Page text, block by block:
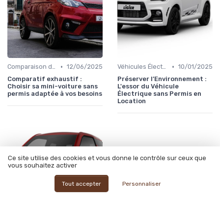
Comparaison des Modèles • 12/06/2025
Comparatif exhaustif :
Choisir sa mini-voiture sans
permis adaptée à vos besoins
Véhicules Électriques sans Permis • 10/01/2025
Préserver l’Environnement :
L'essor du Véhicule
Électrique sans Permis en
Location
Ce site utilise des cookies et vous donne le contrôle sur ceux que
vous souhaitez activer
Tout accepter Personnaliser